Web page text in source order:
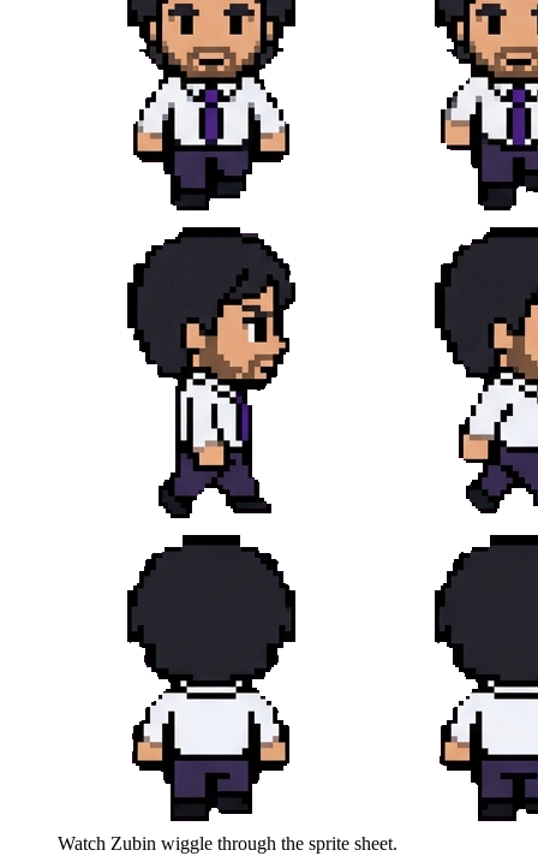
Watch Zubin wiggle through the sprite sheet.